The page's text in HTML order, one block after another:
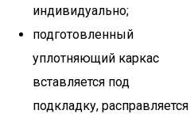
индивидуально;
подготовленный
уплотняющий каркас
вставляется под
подкладку, расправляется